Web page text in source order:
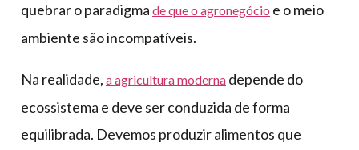
quebrar o paradigma de que o agronegócio e o meio
ambiente são incompatíveis.
Na realidade, a agricultura moderna depende do
ecossistema e deve ser conduzida de forma
equilibrada. Devemos produzir alimentos que